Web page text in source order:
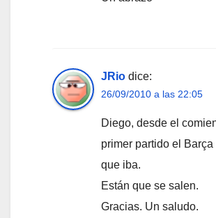
JRio dice:
26/09/2010 a las 22:05
Diego, desde el
primer partido el
que iba.
Están que se salen.
Gracias. Un saludo.